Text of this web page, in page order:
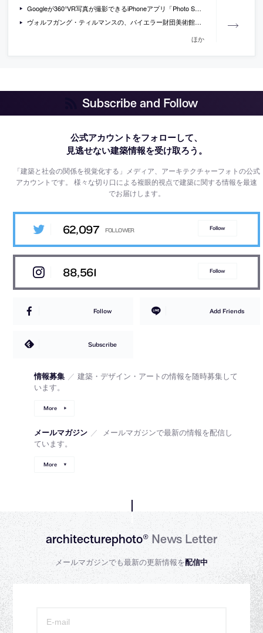
Googleが360°VR写真が撮影できるiPhoneアプリ「Photo Sphere Camera」をリリース
ヴォルフガング・ティルマンスの、バイエラー財団美術館でのコレクション展に合わせて収録されたインタビュー動画
ほか
Subscribe and Follow
公式アカウントをフォローして、
見逃せない建築情報を受け取ろう。
「建築と社会の関係を視覚化する」メディア、アーキテクチャーフォトの公式
アカウントです。様々な切り口による複眼的視点で建築に関する情報を最速
でお届けします。
62,097 Follow
88,561 Follow
Follow Add Friends
Subscribe
情報募集 ／ 建築・デザイン・アートの情報を随時募集して
います。
More
メールマガジン ／
メールマガジンで最新の情報を配信し
ています。
More
architecturephoto®News Letter
メールマガジンでも最新の更新情報を配信中